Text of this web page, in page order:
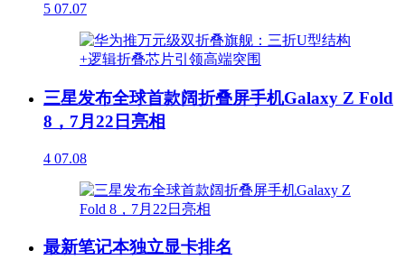
5 07.07
三星发布全球首款阔折叠屏手机Galaxy Z Fold
8，7月22日亮相
4 07.08
最新笔记本独立显卡排名